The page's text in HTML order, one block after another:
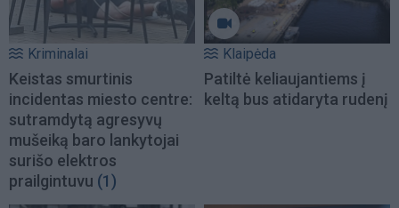
Kriminalai
Keistas smurtinis
incidentas miesto centre:
sutramdytą agresyvų
mušeiką baro lankytojai
surišo elektros
prailgintuvu (1)
Klaipėda
Patiltė keliaujantiems į
keltą bus atidaryta rudenį